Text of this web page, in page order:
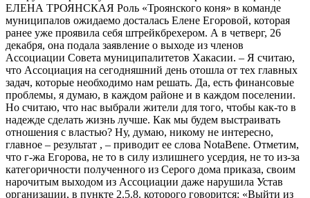
ЕЛЕНА ТРОЯНСКАЯ Роль «Троянского коня» в команде
муниципалов ожидаемо досталась Елене Егоровой, которая
ранее уже проявила себя штрейкбрехером. А в четверг, 26
декабря, она подала заявление о выходе из членов
Ассоциации Совета муниципалитетов Хакасии. – Я считаю,
что Ассоциация на сегодняшний день отошла от тех главных
задач, которые необходимо нам решать. Да, есть финансовые
проблемы, я думаю, в каждом районе и в каждом поселении.
Но считаю, что нас выбрали жители для того, чтобы как-то в
надежде сделать жизнь лучше. Как мы будем выстраивать
отношения с властью? Ну, думаю, никому не интересно,
главное – результат , – приводит ее слова NotaBene. Отметим,
что г-жа Егорова, не то в силу излишнего усердия, не то из-за
категоричности полученного из Серого дома приказа, своим
нарочитым выходом из Ассоциации даже нарушила Устав
организации, в пункте 2.5.8. которого говорится: «Выйти из